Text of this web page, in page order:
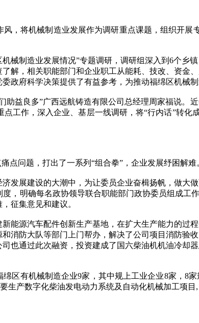
将机械制造业发展作为调研重点课题，组织开展
制造业发展情况”专题调研，调研组深入到6个乡
解，相关职能部门和企业职工从能耗、技改、资金
政府科学决策提供了有益参考，为推动福绵区机械制
良多”广西远航铸造有限公司总经理周家福说。
作，深入企业、基层一线调研，将“行内话”转化成
问题，打出了一系列“组合拳”，企业发展纾困解难
展建设的大潮中，为让委员企业奋楫扬帆，做大
，明确每名政协领导联合职能部门政协委员组成工
征集意见和建议。
源汽车配件创新生产基地，在扩大生产能力的过
消防大队等部门上门帮办，解决了公司项目消防验
也通过此次融资，投资建成了国六柴油机机油冷却
有机械制造企业9家，其中规上工业企业8家，8家
生产数字化柴油发电动力系统及自动化机械加工项